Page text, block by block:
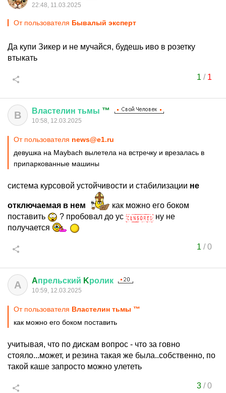
22:48, 11.03.2025
От пользователя Бывалый эксперт
Да купи Зикер и не мучайся, будешь иво в розетку
втыкать
1 / 1
В Властелин тьмы ™
10:58, 12.03.2025
От пользователя news@e1.ru
девушка на Maybach вылетела на встречку и врезалась в
припаркованные машины
система курсовой устойчивости и стабилизации не
отключаемая в нем
как можно его боком
поставить
? пробовал до ус
ну не
получается
1 /0
A Aпрельский Kролик
10:59, 12.03.2025
От пользователя Властелин тьмы ™
как можно его боком поставить
учитывая, что по дискам вопрос - что за говно
стояло...может, и резина такая же была..собственно, по
такой каше запросто можно улететь
3/0